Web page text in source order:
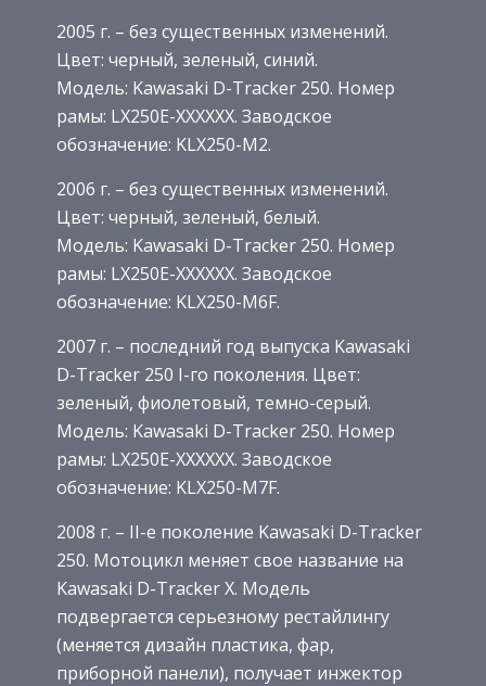
2005 г. – без существенных изменений.
Цвет: черный, зеленый, синий.
Модель: Kawasaki D-Tracker 250. Номер
рамы: LX250E-XXXXXX. Заводское
обозначение: KLX250-M2.
2006 г. – без существенных изменений.
Цвет: черный, зеленый, белый.
Модель: Kawasaki D-Tracker 250. Номер
рамы: LX250E-XXXXXX. Заводское
обозначение: KLX250-M6F.
2007 г. – последний год выпуска Kawasaki
D-Tracker 250 I-го поколения. Цвет:
зеленый, фиолетовый, темно-серый.
Модель: Kawasaki D-Tracker 250. Номер
рамы: LX250E-XXXXXX. Заводское
обозначение: KLX250-M7F.
2008 г. – II-е поколение Kawasaki D-Tracker
250. Мотоцикл меняет свое название на
Kawasaki D-Tracker X. Модель
подвергается серьезному рестайлингу
(меняется дизайн пластика, фар,
приборной панели), получает инжектор